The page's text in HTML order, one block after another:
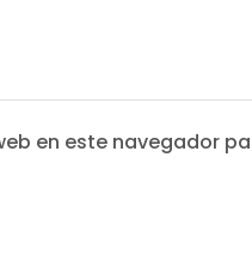
en este navegador